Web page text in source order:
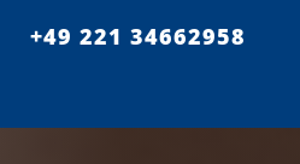
+49 221 34662958